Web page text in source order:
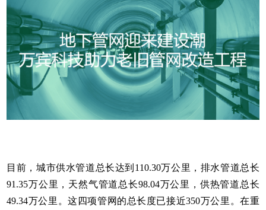
目前，城市供水管道总长达到110.30万公里，排水管道总长
91.35万公里，天然气管道总长98.04万公里，供热管道总长
49.34万公里。这四项管网的总长度已接近350万公里。在重